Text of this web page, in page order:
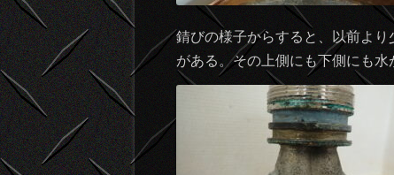
錆びの様子からすると、以前よ
がある。その上側にも下側にも水